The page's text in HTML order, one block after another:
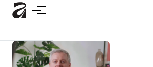
principal